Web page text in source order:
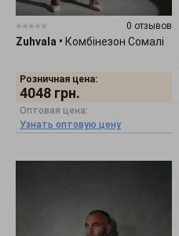
0 отзывов
Zuhvala • Комбінезон Сомалі
Розничная цена:
4048 грн.
Оптовая цена:
Узнать оптовую цену